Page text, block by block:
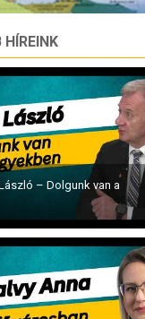
HÍREINK
– Dolgunk van a